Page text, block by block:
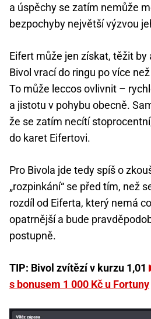
a úspěchy se zatím nemůže
bezpochyby největší výzvou
Eifert může jen získat, těžit by
Bivol vrací do ringu po více
To může leccos ovlivnit –
a jistotu v pohybu obecně.
že se zatím necítí
do karet Eifertovi.
Pro Bivola jde tedy spíš o
„rozpinkání“ se před tím, než
rozdíl od Eiferta, který nemá
opatrnější a bude
postupně.
TIP: Bivol zvítězí v kurzu 1,01
s bonusem 1 000 Kč u Fortuny